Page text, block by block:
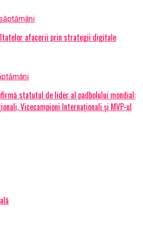
afacerii prin strategii digitale
statutul de lider al padbolului mondial:
Vicecampioni Internaționali și MVP-ul